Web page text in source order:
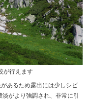
が行えます
あるため露出には少しシビ
がより強調され、非常に引